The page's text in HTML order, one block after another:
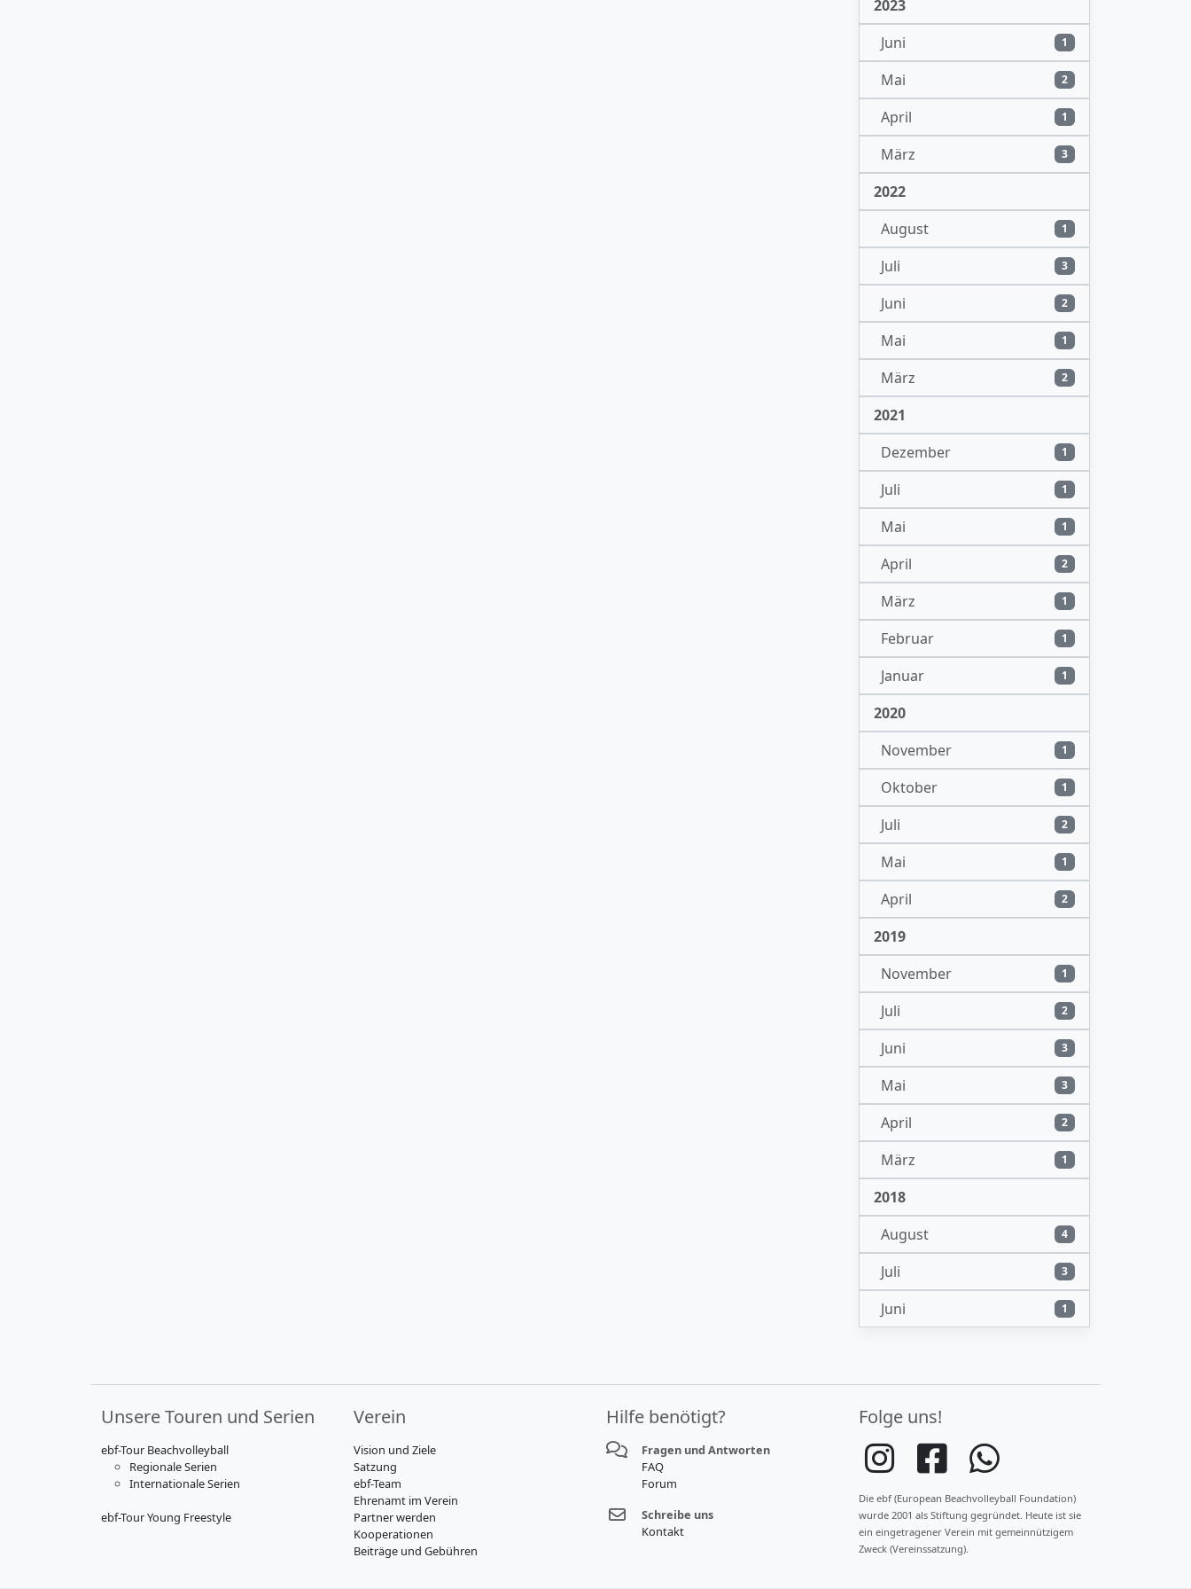
2023
Juni
1
Mai 2
April 1
März 3
2022
August
1
Juli 3
Juni 2
Mai 1
März 2
2021
Dezember
1
Juli 1
Mai 1
April 2
März 1
Februar 1
Januar 1
2020
November
1
Oktober 1
Juli 2
Mai 1
April 2
2019
November
1
Juli 2
Juni 3
Mai 3
April 2
März 1
2018
August
4
Juli 3
Juni 1
Unsere Touren und Serien
ebf-Tour Beachvolleyball
Regionale Serien
Internationale Serien
ebf-Tour Young Freestyle
Verein
Vision und Ziele
Satzung
ebf-Team
Ehrenamt im Verein
Partner werden
Kooperationen
Beiträge und Gebühren
Hilfe benötigt?
Fragen und Antworten
FAQ
Forum
Schreibe uns
Kontakt
Folge uns!
Die ebf (European Beachvolleyball Foundation)
wurde 2001 als Stiftung gegründet. Heute ist sie
ein eingetragener Verein mit gemeinnützigem
Zweck (Vereinssatzung).